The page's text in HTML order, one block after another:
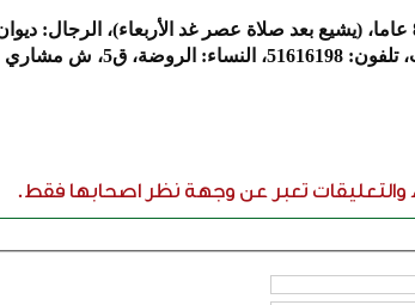
والتعليقات تعبر عن وجهة نظر اصحابها فقط.